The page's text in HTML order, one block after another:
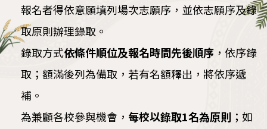
報名者得依意願填列場次志願序，並依志願序及錄
取原則辦理錄取。
錄取方式依條件順位及報名時間先後順序 ，依序錄
取；額滿後列為備取，若有名額釋出，將依序遞
補。
為兼顧各校參與機會， 每校以錄取1名為原則 ；如